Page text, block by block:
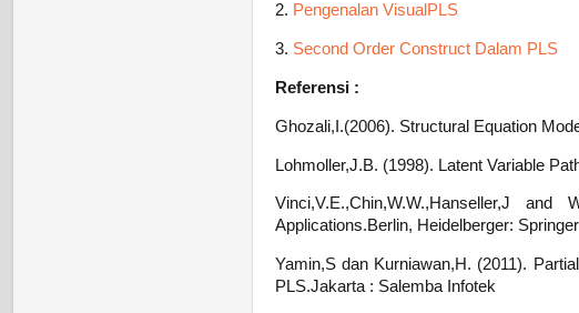
2. Pengenalan VisualPLS
3. Second Order Construct Dalam PLS
Referensi :
Ghozali,I.(2006). Structural Equation
Lohmoller,J.B. (1998). Latent Variable
Vinci,V.E.,Chin,W.W.,Hanseller,J
Applications.Berlin, Heidelberger: Springer
Yamin,S dan Kurniawan,H. (2011).
PLS.Jakarta : Salemba Infotek